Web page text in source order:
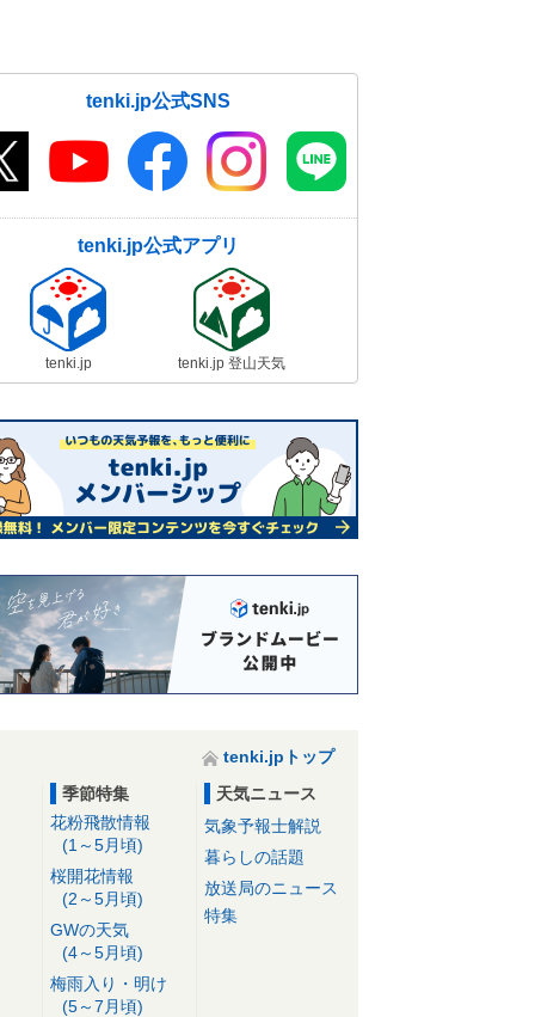
tenki.jp公式SNS
tenki.jp公式アプリ
tenki.jp tenki.jp 登山天気
tenki.jpトップ
季節特集
花粉飛散情報
(1～5月頃)
桜開花情報
(2～5月頃)
GWの天気
(4～5月頃)
梅雨入り・明け
(5～7月頃)
天気ニュース
気象予報士解説
暮らしの話題
放送局のニュース
特集